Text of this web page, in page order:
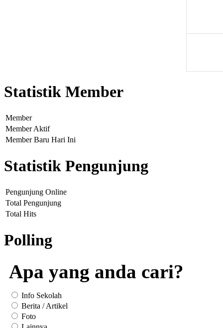
Statistik Member
Member
Member Aktif
Member Baru Hari Ini
Statistik Pengunjung
Pengunjung Online
Total Pengunjung
Total Hits
Polling
Apa yang anda cari?
Info Sekolah
Berita / Artikel
Foto